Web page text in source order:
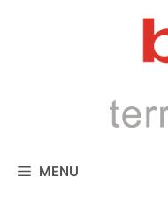
MENU